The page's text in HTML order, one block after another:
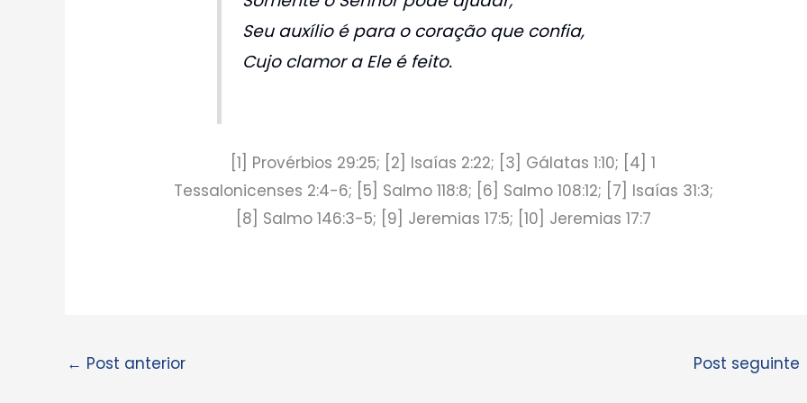
Seu auxílio é para o coração que confia,
Cujo clamor a Ele é feito.
[1] Provérbios 29:25; [2] Isaías 2:22; [3] Gálatas 1:10; [4] 1
Tessalonicenses 2:4-6; [5] Salmo 118:8; [6] Salmo 108:12; [7] Isaías 31:3;
[8] Salmo 146:3-5; [9] Jeremias 17:5; [10] Jeremias 17:7
← Post anterior Post seguinte